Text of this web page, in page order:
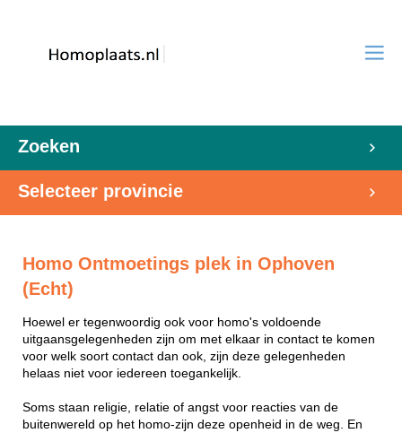
Zoeken
Selecteer provincie
Homo Ontmoetings plek in Ophoven
(Echt)
Hoewel er tegenwoordig ook voor homo's voldoende
uitgaansgelegenheden zijn om met elkaar in contact te komen
voor welk soort contact dan ook, zijn deze gelegenheden
helaas niet voor iedereen toegankelijk.
Soms staan religie, relatie of angst voor reacties van de
buitenwereld op het homo-zijn deze openheid in de weg. En